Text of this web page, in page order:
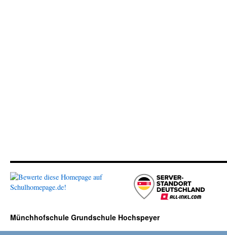
Münchhofschule Grundschule Hochspeyer